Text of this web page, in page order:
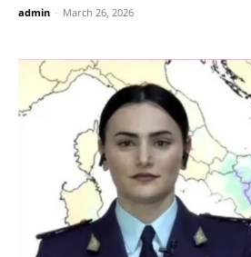
admin - March 26, 2026